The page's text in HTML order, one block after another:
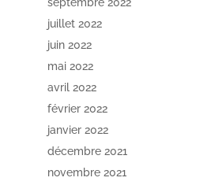
septembre 2022
juillet 2022
juin 2022
mai 2022
avril 2022
février 2022
janvier 2022
décembre 2021
novembre 2021